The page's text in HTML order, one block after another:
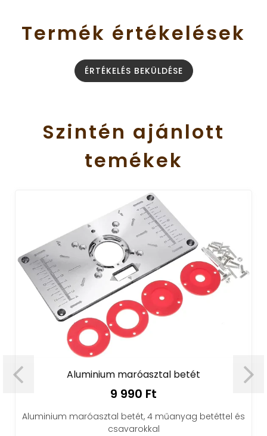
Termék értékelések
ÉRTÉKELÉS BEKÜLDÉSE
Szintén ajánlott
temékek
Aluminium maróasztal betét
9 990 Ft
Aluminium maróasztal betét, 4 műanyag betéttel és
csavarokkal